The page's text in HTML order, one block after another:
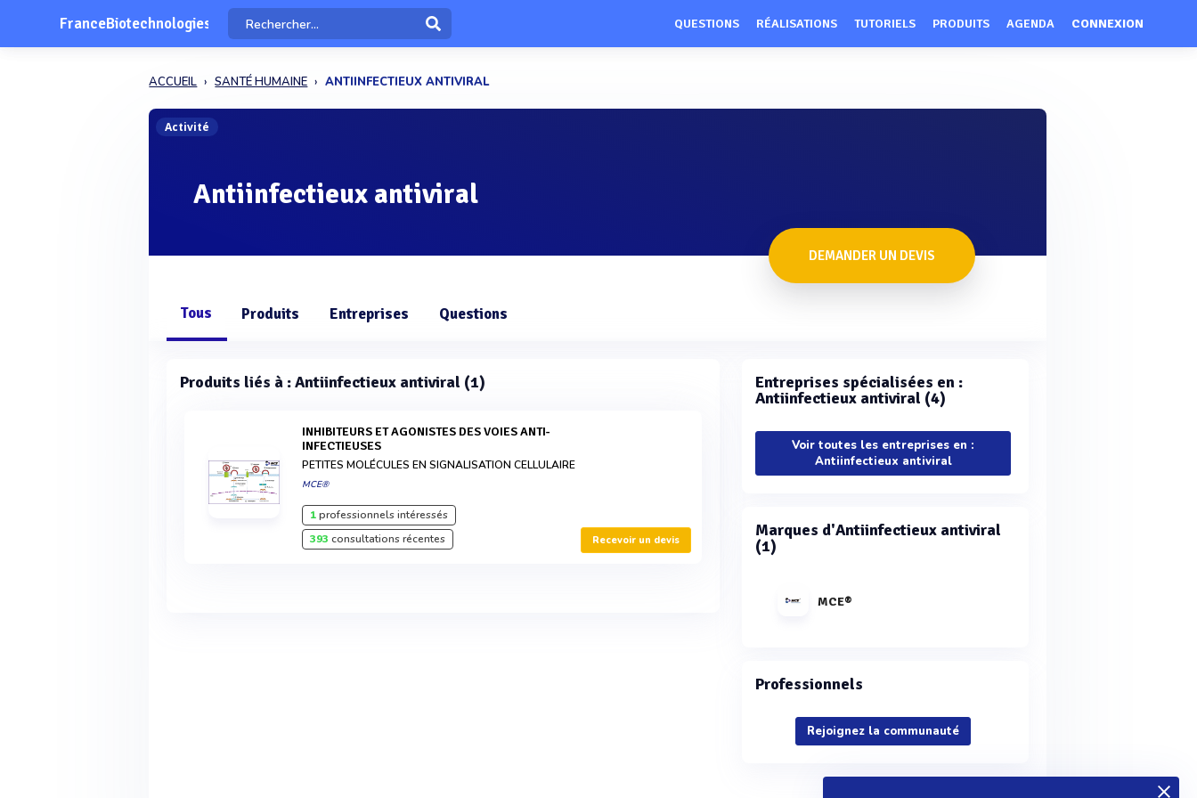
FranceBiotechnologies QUESTIONS RÉALISATIONS TUTORIELS PRODUITS AGENDA CONNEXION
ACCUEIL SANTÉ HUMAINE ANTIINFECTIEUX ANTIVIRAL
Activité
Antiinfectieux antiviral
DEMANDER UN DEVIS
Tous Produits Entreprises Questions
Produits liés à : Antiinfectieux antiviral (1)
INHIBITEURS ET AGONISTES DES VOIES ANTI-
INFECTIEUSES
PETITES MOLÉCULES EN SIGNALISATION CELLULAIRE
MCE®
1professionnels intéressés
393 consultations récentes Recevoir un devis
Entreprises spécialisées en :
Antiinfectieux antiviral (4)
Voir toutes les entreprises en :
Antiinfectieux antiviral
Marques d'Antiinfectieux antiviral
(1)
MCE®
Professionnels
Rejoignez la communauté